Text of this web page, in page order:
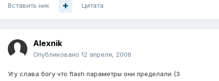
Вставить ник Цитата
Alexnik
Опубликовано 12 апреля, 2006
Угу слава богу что flash параметры они пределали (3